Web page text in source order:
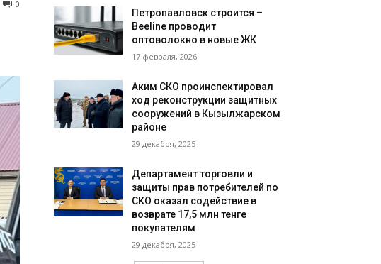
0
Петропавловск строится –
Beeline проводит
оптоволокно в новые ЖК
17 февраля, 2026
Аким СКО проинспектировал
ход реконструкции защитных
сооружений в Кызылжарском
районе
29 декабря, 2025
Департамент торговли и
защиты прав потребителей по
СКО оказал содействие в
возврате 17,5 млн тенге
покупателям
29 декабря, 2025